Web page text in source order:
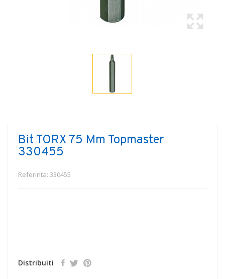
Bit TORX 75 Mm Topmaster
330455
Referinta: 330455
Distribuiti